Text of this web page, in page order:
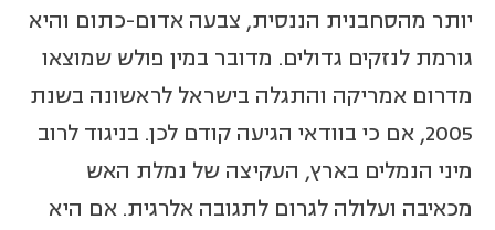
יותר מהסחבנית הננסית, צבעה אדום-כתום והיא
גורמת לנזקים גדולים. מדובר במין פולש שמוצאו
מדרום אמריקה והתגלה בישראל לראשונה בשנת
2005, אם כי בוודאי הגיעה קודם לכן. בניגוד לרוב
מיני הנמלים בארץ, העקיצה של נמלת האש
מכאיבה ועלולה לגרום לתגובה אלרגית. אם היא